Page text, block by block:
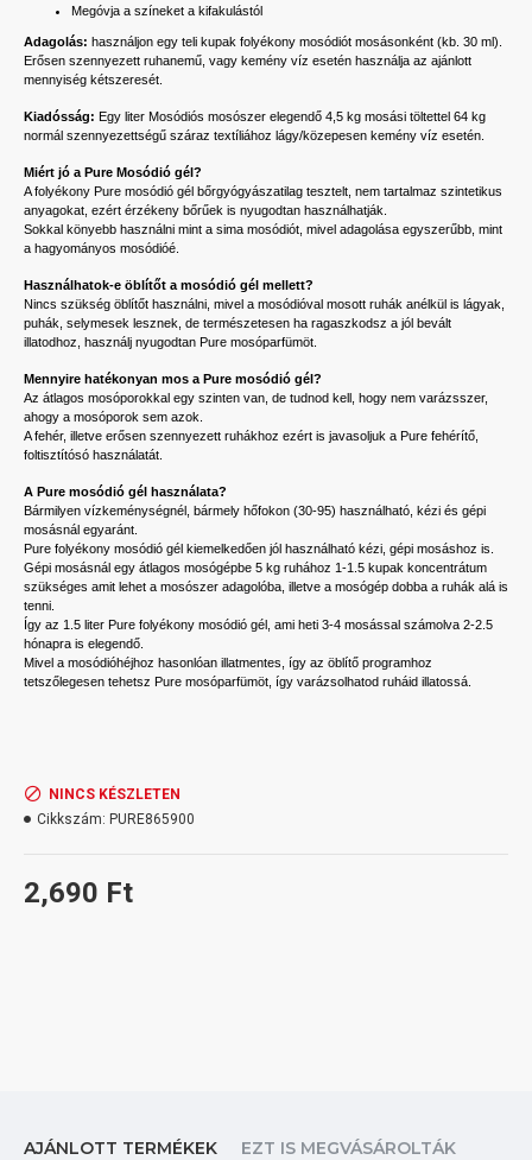
Megóvja a színeket a kifakulástól
Adagolás: használjon egy teli kupak folyékony mosódiót mosásonként (kb. 30 ml).
Erősen szennyezett ruhanemű, vagy kemény víz esetén használja az ajánlott
mennyiség kétszeresét.
Kiadósság: Egy liter Mosódiós mosószer elegendő 4,5 kg mosási töltettel 64 kg
normál szennyezettségű száraz textíliához lágy/közepesen kemény víz esetén.
Miért jó a Pure Mosódió gél?
A folyékony Pure mosódió gél bőrgyógyászatilag tesztelt, nem tartalmaz szintetikus
anyagokat, ezért érzékeny bőrűek is nyugodtan használhatják.
Sokkal könyebb használni mint a sima mosódiót, mivel adagolása egyszerűbb, mint
a hagyományos mosódióé.
Használhatok-e öblítőt a mosódió gél mellett?
Nincs szükség öblítőt használni, mivel a mosódióval mosott ruhák anélkül is lágyak,
puhák, selymesek lesznek, de természetesen ha ragaszkodsz a jól bevált
illatodhoz, használj nyugodtan Pure mosóparfümöt.
Mennyire hatékonyan mos a Pure mosódió gél?
Az átlagos mosóporokkal egy szinten van, de tudnod kell, hogy nem varázsszer,
ahogy a mosóporok sem azok.
A fehér, illetve erősen szennyezett ruhákhoz ezért is javasoljuk a Pure fehérítő,
foltisztítósó használatát.
A Pure mosódió gél használata?
Bármilyen vízkeménységnél, bármely hőfokon (30-95) használható, kézi és gépi
mosásnál egyaránt.
Pure folyékony mosódió gél kiemelkedően jól használható kézi, gépi mosáshoz is.
Gépi mosásnál egy átlagos mosógépbe 5 kg ruhához 1-1.5 kupak koncentrátum
szükséges amit lehet a mosószer adagolóba, illetve a mosógép dobba a ruhák alá is
tenni.
Így az 1.5 liter Pure folyékony mosódió gél, ami heti 3-4 mosással számolva 2-2.5
hónapra is elegendő.
Mivel a mosódióhéjhoz hasonlóan illatmentes, így az öblítő programhoz
tetszőlegesen tehetsz Pure mosóparfümöt, így varázsolhatod ruháid illatossá.
2,690 Ft
NINCS KÉSZLETEN
Cikkszám: PURE865900
AJÁNLOTT TERMÉKEK EZT IS MEGVÁSÁROLTÁK